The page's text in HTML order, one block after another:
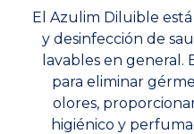
El Azulim Diluible
y desinfección de
lavables en general.
para eliminar
olores,
higiénico y